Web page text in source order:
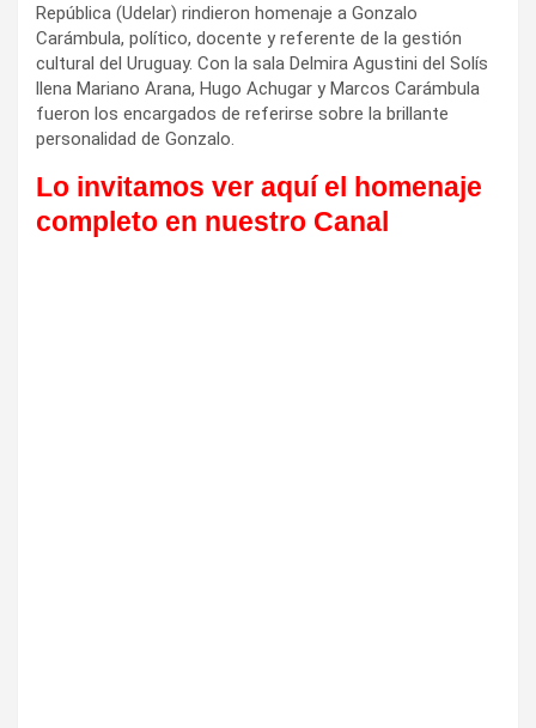
República (Udelar) rindieron homenaje a Gonzalo
Carámbula, político, docente y referente de la gestión
cultural del Uruguay. Con la sala Delmira Agustini del Solís
llena Mariano Arana, Hugo Achugar y Marcos Carámbula
fueron los encargados de referirse sobre la brillante
personalidad de Gonzalo.
Lo invitamos ver aquí el homenaje
completo en nuestro Canal